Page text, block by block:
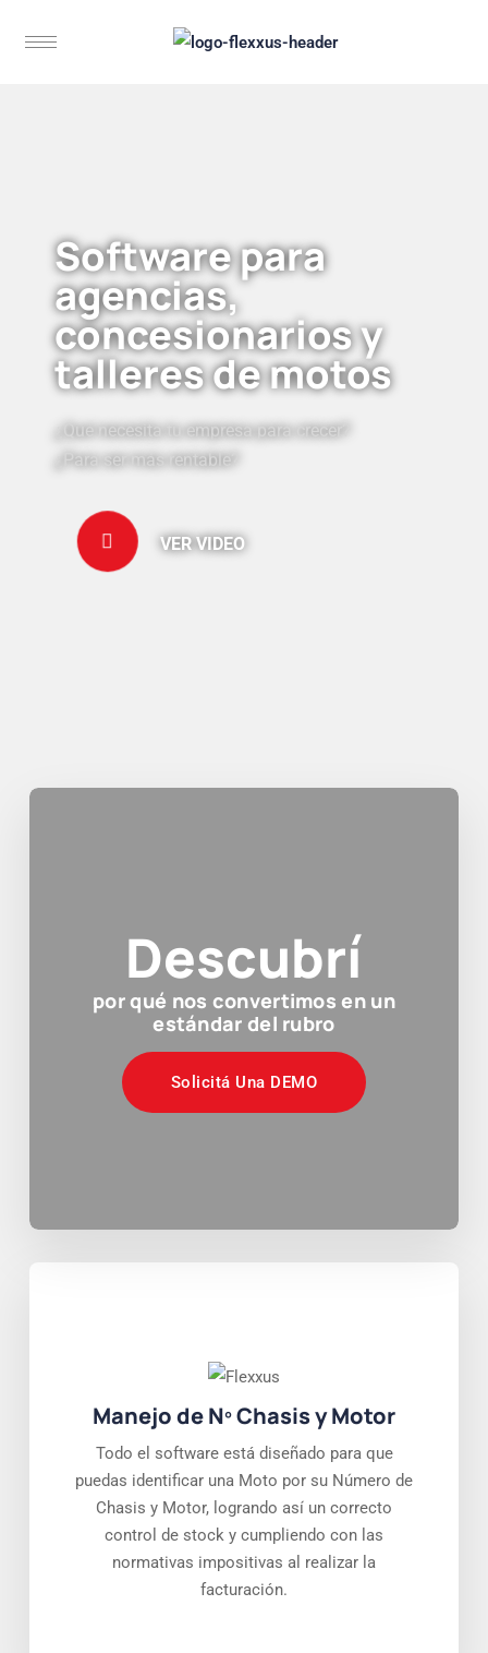
Software para
agencias,
concesionarios y
talleres de motos
¿Qué necesita tu empresa para crecer?
¿Para ser más rentable?
VER VIDEO
Descubrí
por qué nos convertimos en un
estándar del rubro
Solicitá Una DEMO
Manejo de Nº Chasis y Motor
Todo el software está diseñado para que
puedas identificar una Moto por su Número de
Chasis y Motor, logrando así un correcto
control de stock y cumpliendo con las
normativas impositivas al realizar la
facturación.